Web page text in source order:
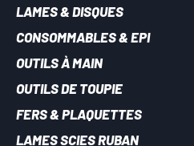
LAMES & DISQUES
CONSOMMABLES & EPI
OUTILS À MAIN
OUTILS DE TOUPIE
FERS & PLAQUETTES
LAMES SCIES RUBAN